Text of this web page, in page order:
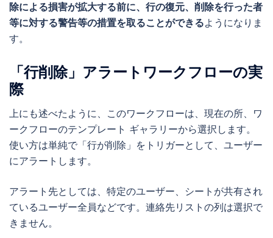
除による損害が拡大する前に、行の復元、削除を行った者
等に対する警告等の措置を取ることができるようになりま
す。
「行削除」アラートワークフローの実
際
上にも述べたように、このワークフローは、現在の所、ワ
ークフローのテンプレート ギャラリーから選択します。
使い方は単純で「行が削除」をトリガーとして、ユーザー
にアラートします。
アラート先としては、特定のユーザー、シートが共有され
ているユーザー全員などです。連絡先リストの列は選択で
きません。